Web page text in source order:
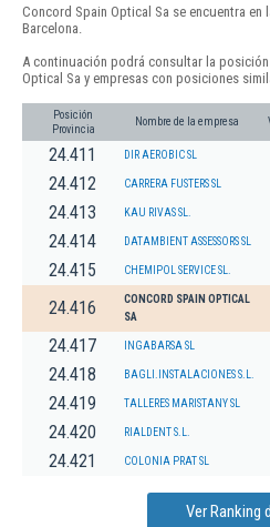
Concord Spain Optical Sa se encuentra en
Barcelona.
A continuación podrá consultar la
Optical Sa y empresas con posiciones
Posición
Provincia
Nombre de la empresa
24.411 DIR AEROBIC SL
24.412 CARRERA FUSTERS SL
24.413 KAU RIVAS SL.
24.414 DATAMBIENT ASSESSORS SL
24.415 CHEMIPOL SERVICE SL.
24.416
CONCORD SPAIN OPTICAL
SA
24.417 INGABARSA SL
24.418 BAGLI.INSTALACIONES S.L.
24.419 TALLERES MARISTANY SL
24.420 RIALDENT S.L.
24.421 COLONIA PRAT SL
Ver Ranking